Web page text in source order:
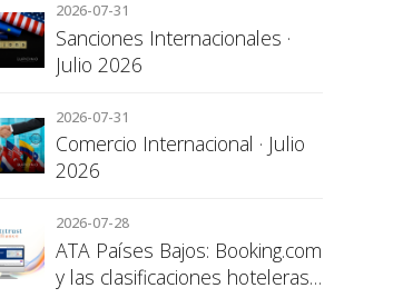
2026-07-31
Sanciones Internacionales ·
Julio 2026
2026-07-31
Comercio Internacional · Julio
2026
2026-07-28
ATA Países Bajos: Booking.com
y las clasificaciones hoteleras,